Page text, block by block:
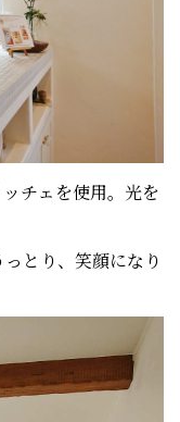
チェを使用。光を
とり、笑顔になり